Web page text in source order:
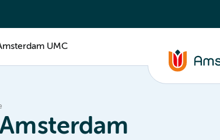
UMC